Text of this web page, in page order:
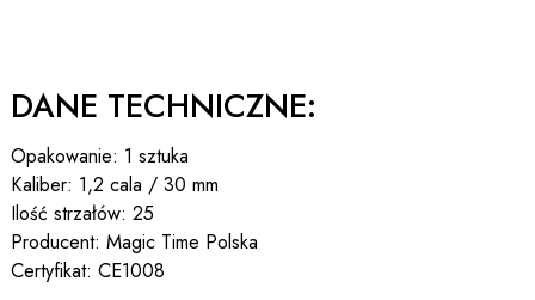
DANE TECHNICZNE:
Opakowanie: 1 sztuka
Kaliber: 1,2 cala / 30 mm
Ilość strzałów: 25
Producent: Magic Time Polska
Certyfikat: CE1008